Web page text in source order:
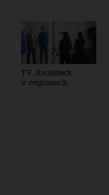
TV Architect
v regionech